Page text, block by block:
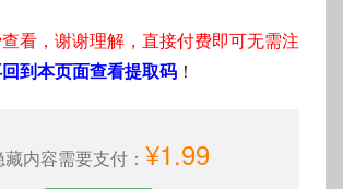
看，谢谢理解，直接付费即可无需注
到本页面查看提取码 ！
藏内容需要支付： ¥1.99